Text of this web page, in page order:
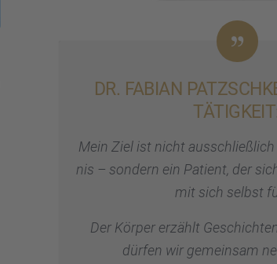
DR. FABIAN
Mein Ziel ist nicht
nis – sondern ein Patient, der
mit sich selbst
Der Körper erzählt
dürfen wir gemein­sam